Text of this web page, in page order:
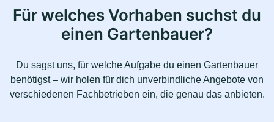
Für welches Vorhaben suchst du
einen Gartenbauer?
Du sagst uns, für welche Aufgabe du einen Gartenbauer
benötigst – wir holen für dich unverbindliche Angebote von
verschiedenen Fachbetrieben ein, die genau das anbieten.